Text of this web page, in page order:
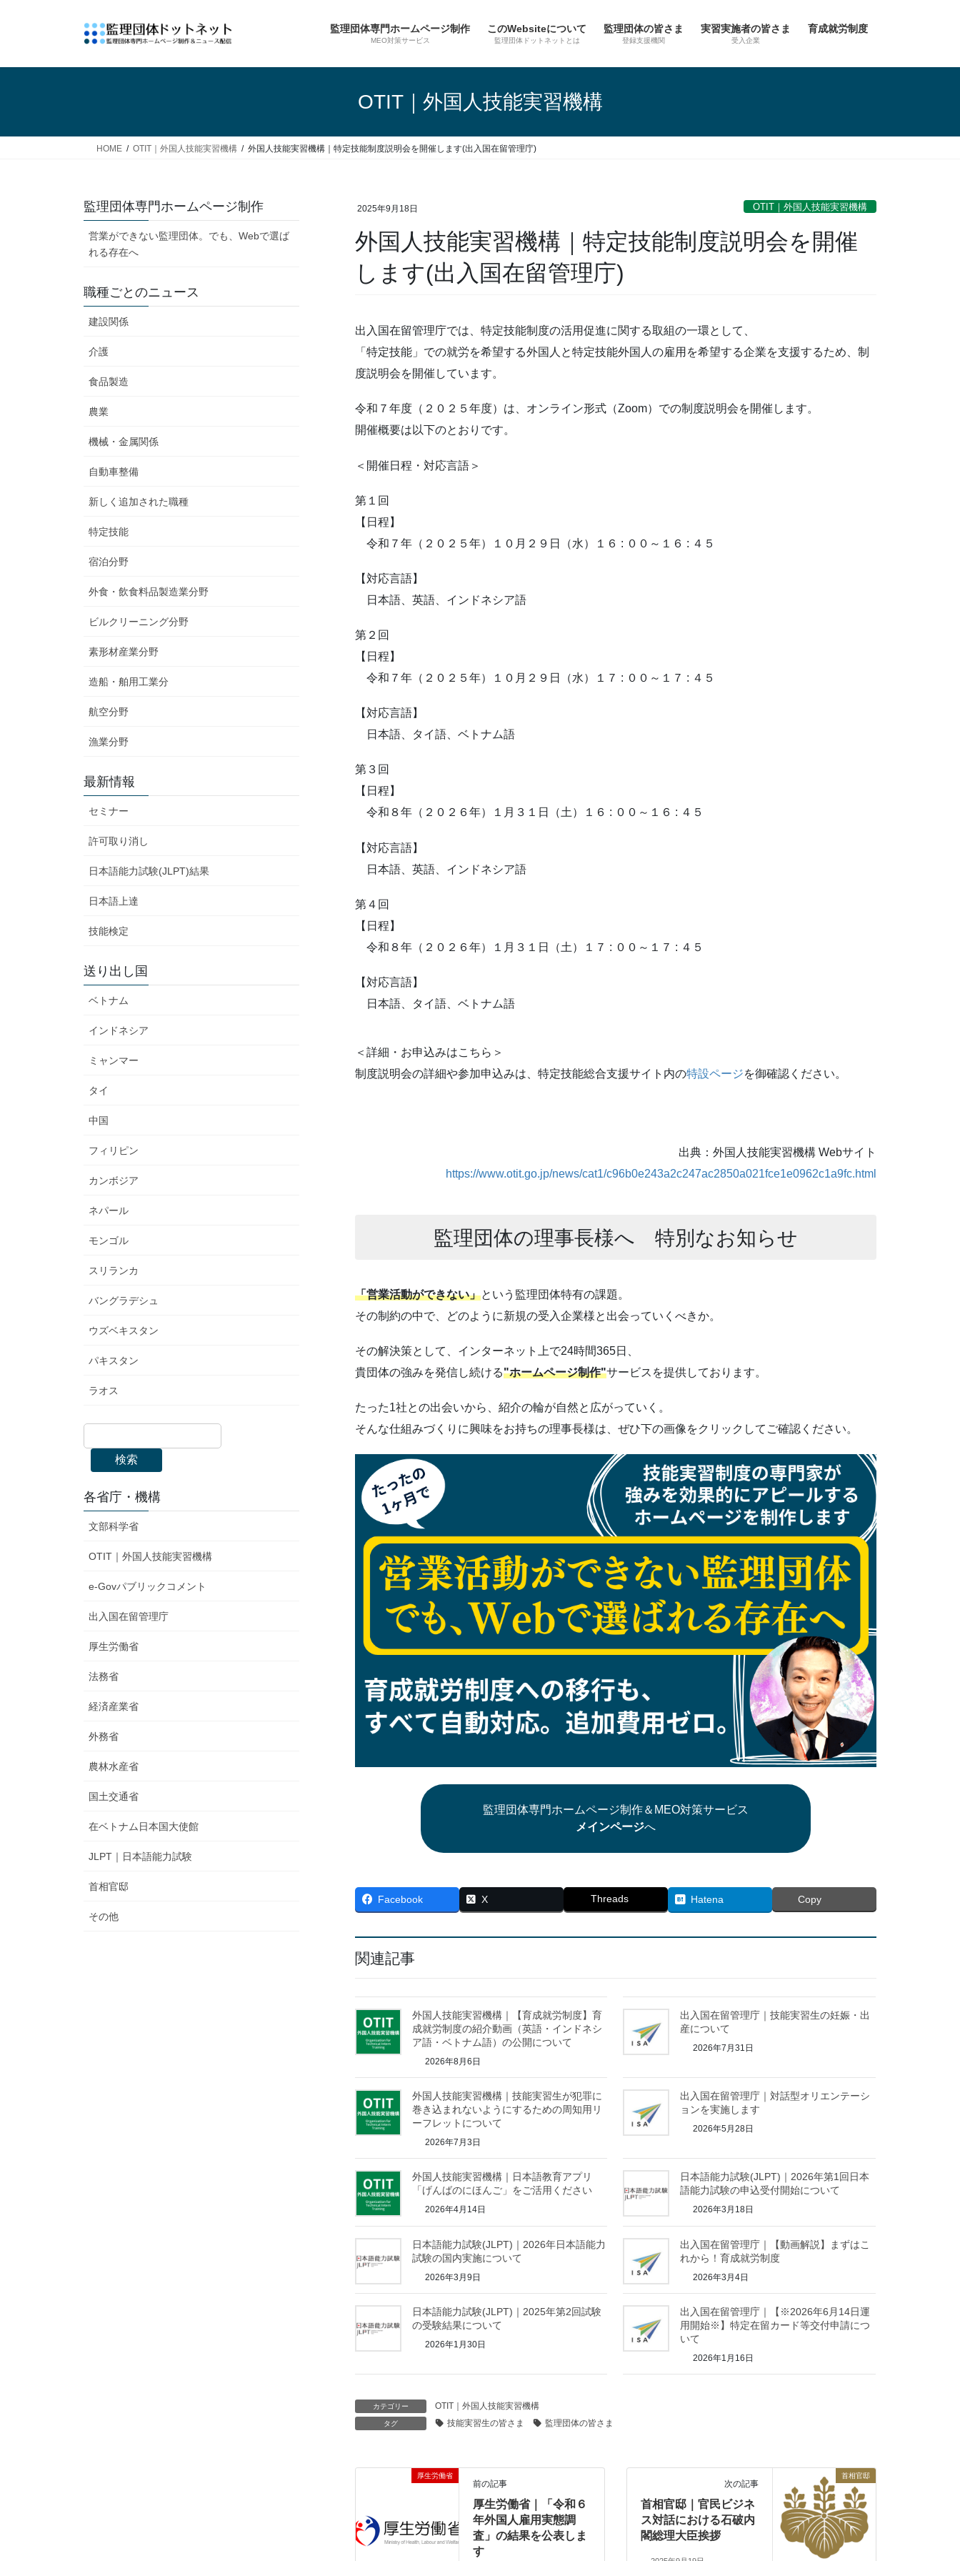
監理団体専門ホームページ制作
MEO対策サービス
このWebsiteについて
監理団体ドットネットとは
監理団体の皆さま
登録支援機関
実習実施者の皆さま
受入企業
育成就労制度
OTIT｜外国人技能実習機構
HOME OTIT｜外国人技能実習機構 外国人技能実習機構｜特定技能制度説明会を開催します(出入国在留管理庁)
2025年9月18日 OTIT｜外国人技能実習機構
外国人技能実習機構｜特定技能制度説明会を開催
します(出入国在留管理庁)
出入国在留管理庁では、特定技能制度の活用促進に関する取組の一環として、
「特定技能」での就労を希望する外国人と特定技能外国人の雇用を希望する企業を支援するため、制
度説明会を開催しています。
令和７年度（２０２５年度）は、オンライン形式（Zoom）での制度説明会を開催します。
開催概要は以下のとおりです。
＜開催日程・対応言語＞
第１回
【日程】
令和７年（２０２５年）１０月２９日（水）１６ : ００～１６ : ４５
【対応言語】
日本語、英語、インドネシア語
第２回
【日程】
令和７年（２０２５年）１０月２９日（水）１７ : ００～１７ : ４５
【対応言語】
日本語、タイ語、ベトナム語
第３回
【日程】
令和８年（２０２６年）１月３１日（土）１６ : ００～１６ : ４５
【対応言語】
日本語、英語、インドネシア語
第４回
【日程】
令和８年（２０２６年）１月３１日（土）１７ : ００～１７ : ４５
【対応言語】
日本語、タイ語、ベトナム語
＜詳細・お申込みはこちら＞
制度説明会の詳細や参加申込みは、特定技能総合支援サイト内の特設ページを御確認ください。
出典：外国人技能実習機構 Webサイト
https://www.otit.go.jp/news/cat1/c96b0e243a2c247ac2850a021fce1e0962c1a9fc.html
監理団体の理事長様へ 特別なお知らせ
「営業活動ができない」という監理団体特有の課題。
その制約の中で、どのように新規の受入企業様と出会っていくべきか。
その解決策として、インターネット上で24時間365日、
貴団体の強みを発信し続ける"ホームページ制作"サービスを提供しております。
たった1社との出会いから、紹介の輪が自然と広がっていく。
そんな仕組みづくりに興味をお持ちの理事長様は、ぜひ下の画像をクリックしてご確認ください。
監理団体専門ホームページ制作＆MEO対策サービス
メインページへ
Facebook X Threads Hatena Copy
関連記事
外国人技能実習機構｜【育成就労制度】育
成就労制度の紹介動画（英語・インドネシ
ア語・ベトナム語）の公開について
2026年8月6日
出入国在留管理庁｜技能実習生の妊娠・出
産について
2026年7月31日
外国人技能実習機構｜技能実習生が犯罪に
巻き込まれないようにするための周知用リ
ーフレットについて
2026年7月3日
出入国在留管理庁｜対話型オリエンテーシ
ョンを実施します
2026年5月28日
外国人技能実習機構｜日本語教育アプリ
「げんばのにほんご」をご活用ください
2026年4月14日
日本語能力試験(JLPT)｜2026年第1回日本
語能力試験の申込受付開始について
2026年3月18日
日本語能力試験(JLPT)｜2026年日本語能力
試験の国内実施について
2026年3月9日
出入国在留管理庁｜【動画解説】まずはこ
れから！育成就労制度
2026年3月4日
日本語能力試験(JLPT)｜2025年第2回試験
の受験結果について
2026年1月30日
出入国在留管理庁｜【※2026年6月14日運
用開始※】特定在留カード等交付申請につ
いて
2026年1月16日
カテゴリー OTIT｜外国人技能実習機構
タグ 技能実習生の皆さま 監理団体の皆さま
厚生労働省
前の記事
厚生労働省｜「令和６
年外国人雇用実態調
査」の結果を公表しま
す
首相官邸
次の記事
首相官邸｜官民ビジネ
ス対話における石破内
閣総理大臣挨拶
監理団体専門ホームページ制作
営業ができない監理団体。でも、Webで選ば
れる存在へ
職種ごとのニュース
建設関係
介護
食品製造
農業
機械・金属関係
自動車整備
新しく追加された職種
特定技能
宿泊分野
外食・飲食料品製造業分野
ビルクリーニング分野
素形材産業分野
造船・舶用工業分
航空分野
漁業分野
最新情報
セミナー
許可取り消し
日本語能力試験(JLPT)結果
日本語上達
技能検定
送り出し国
ベトナム
インドネシア
ミャンマー
タイ
中国
フィリピン
カンボジア
ネパール
モンゴル
スリランカ
バングラデシュ
ウズベキスタン
パキスタン
ラオス
検索
各省庁・機構
文部科学省
OTIT｜外国人技能実習機構
e-Govパブリックコメント
出入国在留管理庁
厚生労働省
法務省
経済産業省
外務省
農林水産省
国土交通省
在ベトナム日本国大使館
JLPT｜日本語能力試験
首相官邸
その他